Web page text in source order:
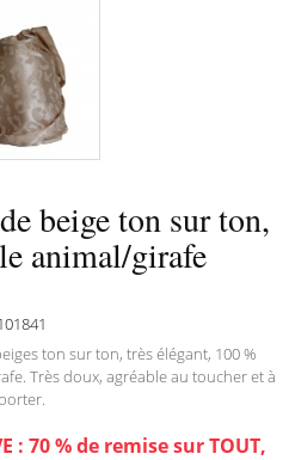
beige ton sur ton,
animal/girafe
ton sur ton, très élégant, 100 %
Très doux, agréable au toucher et à
porter.
: 70 % de remise sur TOUT,